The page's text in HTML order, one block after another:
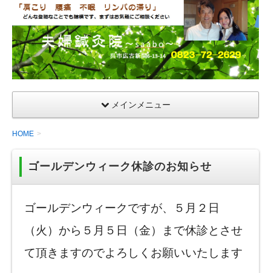
夫
婦
鍼
灸
院
メインメニュー
HOME
ゴールデンウィーク休診のお知らせ
ゴールデンウィークですが、５月２日
（火）から５月５日（金）まで休診とさせ
て頂きますのでよろしくお願いいたします